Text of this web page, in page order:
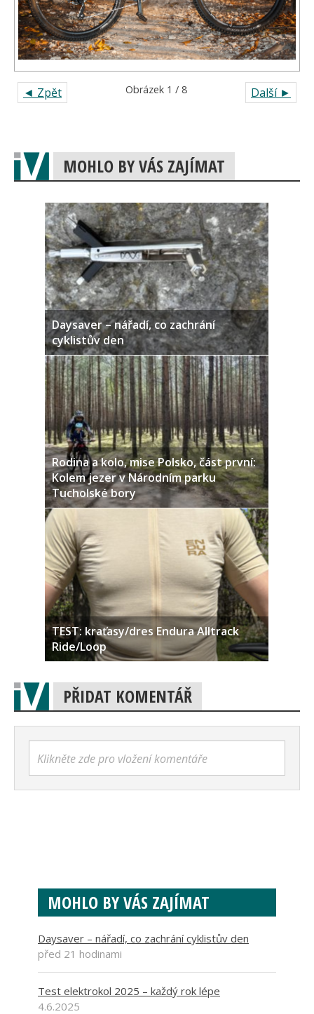
◄ Zpět Další ►
Obrázek 1 / 8
MOHLO BY VÁS ZAJÍMAT
Daysaver – nářadí, co zachrání
cyklistův den
Rodina a kolo, mise Polsko, část první:
Kolem jezer v Národním parku
Tucholské bory
TEST: kraťasy/dres Endura Alltrack
Ride/Loop
PŘIDAT KOMENTÁŘ
Klikněte zde pro vložení komentáře
MOHLO BY VÁS ZAJÍMAT
Daysaver – nářadí, co zachrání cyklistův den
před 21 hodinami
Test elektrokol 2025 – každý rok lépe
4.6.2025